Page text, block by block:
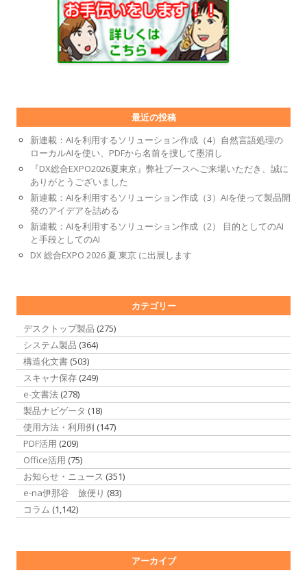
最近の投稿
新連載：AIを利用するソリューション作成（4）自然言語処理の
ローカルAIを使い、PDFから名前を捜して墨消し
『DX総合EXPO2026夏東京』弊社ブースへご来場いただき、誠に
ありがとうございました
新連載：AIを利用するソリューション作成（3）AIを使って製品開
発のアイデアを詰める
新連載：AIを利用するソリューション作成（2） 目的としてのAI
と手段としてのAI
DX 総合EXPO 2026 夏 東京 に出展します
カテゴリー
デスクトップ製品 (275)
システム製品 (364)
構造化文書 (503)
スキャナ保存 (249)
e-文書法 (278)
製品ナビゲータ (18)
使用方法・利用例 (147)
PDF活用 (209)
Office活用 (75)
お知らせ・ニュース (351)
e-na伊那谷 旅便り (83)
コラム (1,142)
アーカイブ